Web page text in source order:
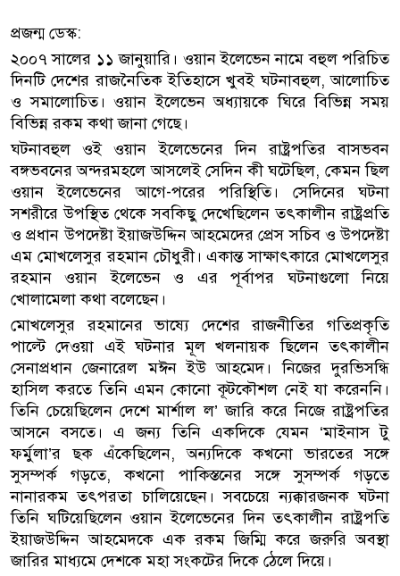
প্রজন্ম ডেস্ক:
২০০৭ সালের ১১ জানুয়ারি। ওয়ান ইলেভেন নামে বহুল পরিচিত
দিনটি দেশের রাজনৈতিক ইতিহাসে খুবই ঘটনাবহুল, আলোচিত
ও সমালোচিত। ওয়ান ইলেভেন অধ্যায়কে ঘিরে বিভিন্ন সময়
বিভিন্ন রকম কথা জানা গেছে।
ঘটনাবহুল ওই ওয়ান ইলেভেনের দিন রাষ্ট্রপতির বাসভবন
বঙ্গভবনের অন্দরমহলে আসলেই সেদিন কী ঘটেছিল, কেমন ছিল
ওয়ান ইলেভেনের আগে-পরের পরিস্থিতি। সেদিনের ঘটনা
সশরীরে উপস্থিত থেকে সবকিছু দেখেছিলেন তৎকালীন রাষ্ট্রপ্রতি
ও প্রধান উপদেষ্টা ইয়াজউদ্দিন আহমেদের প্রেস সচিব ও উপদেষ্টা
এম মোখলেসুর রহমান চৌধুরী। একান্ত সাক্ষাৎকারে মোখলেসুর
রহমান ওয়ান ইলেভেন ও এর পূর্বাপর ঘটনাগুলো নিয়ে
খোলামেলা কথা বলেছেন।
মোখলেসুর রহমানের ভাষ্যে দেশের রাজনীতির গতিপ্রকৃতি
পাল্টে দেওয়া এই ঘটনার মূল খলনায়ক ছিলেন তৎকালীন
সেনাপ্রধান জেনারেল মঈন ইউ আহমেদ। নিজের দুরভিসন্ধি
হাসিল করতে তিনি এমন কোনো কূটকৌশল নেই যা করেননি।
তিনি চেয়েছিলেন দেশে মার্শাল ল’ জারি করে নিজে রাষ্ট্রপতির
আসনে বসতে। এ জন্য তিনি একদিকে যেমন ‘মাইনাস টু
ফর্মুলা’র ছক এঁকেছিলেন, অন্যদিকে কখনো ভারতের সঙ্গে
সুসম্পর্ক গড়তে, কখনো পাকিস্তনের সঙ্গে সুসম্পর্ক গড়তে
নানারকম তৎপরতা চালিয়েছেন। সবচেয়ে ন্যক্কারজনক ঘটনা
তিনি ঘটিয়েছিলেন ওয়ান ইলেভেনের দিন তৎকালীন রাষ্ট্রপতি
ইয়াজউদ্দিন আহমেদকে এক রকম জিম্মি করে জরুরি অবস্থা
জারির মাধ্যমে দেশকে মহা সংকটের দিকে ঠেলে দিয়ে।